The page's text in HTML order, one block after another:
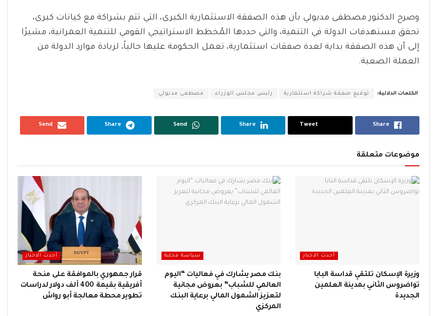
وصرح الدكتور مصطفى مدبولي بأن هذه الصفقة الاستثمارية الكبرى، التي تتم بشراكة مع كيانات كبرى،
تحقق مستهدفات الدولة في التنمية، والتي حددها المُخطط الاستراتيجي القومي للتنمية العمرانية، مشيرًا
إلى أن هذه الصفقة بداية لعدة صفقات استثمارية، تعمل الحكومة عليها حالياً، لزيادة موارد الدولة من
العملة الصعبة.
الكلمات الدلالية: توقيع صفقة شراكة استثمارية رئيس مجلس الوزراء مصطفى مدبولي
Share
Tweet
Share
Send
Share
Send
موضوعات متعلقة
أحدث الاخبار
وزيرة الإسكان تلتقي قداسة البابا
تواضروس الثاني بمدينة العلمين
الجديدة
سياسة محلية
بنك مصر يشارك في فعاليات “اليوم
العالمي للشباب” بعروض مجانية
لتعزيز الشمول المالي برعاية البنك
المركزي
أحدث الاخبار
قرار جمهوري بالموافقة على منحة
أفريقية بقيمة 400 ألف دولار لدراسات
تطوير محطة معالجة أبو رواش